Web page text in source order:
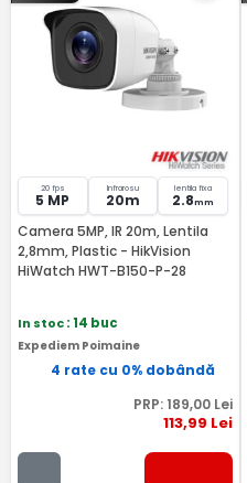
20 fps
5 MP
Infrarosu
20m
lentila fixa
2.8mm
Camera 5MP, IR 20m, Lentila
2,8mm, Plastic - HikVision
HiWatch HWT-B150-P-28
In stoc: 14 buc
Expediem Poimaine
4 rate cu 0% dobândă
PRP: 189,00Lei
113,99 Lei